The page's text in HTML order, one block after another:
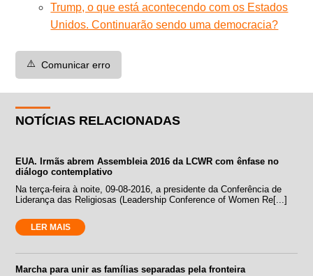
Trump, o que está acontecendo com os Estados
Unidos. Continuarão sendo uma democracia?
⚠️ Comunicar erro
NOTÍCIAS RELACIONADAS
EUA. Irmãs abrem Assembleia 2016 da LCWR com ênfase no
diálogo contemplativo
Na terça-feira à noite, 09-08-2016, a presidente da Conferência de
Liderança das Religiosas (Leadership Conference of Women Re[...]
LER MAIS
Marcha para unir as famílias separadas pela fronteira